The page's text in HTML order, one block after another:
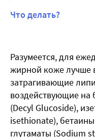
Что делать?
Разумеется, для
жирной коже лучше
затрагивающие
воздействующие на
(Decyl Glucoside),
isethionate),
глутаматы (Sodium